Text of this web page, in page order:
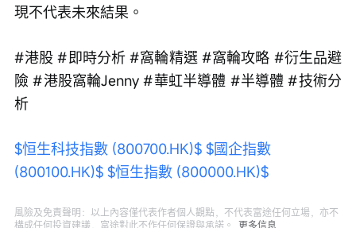
現不代表未來結果。
#港股 #即時分析 #窩輪精選 #窩輪攻略 #衍生品避
險 #港股窩輪Jenny #華虹半導體 #半導體 #技術分
析
$恒生科技指數 (800700.HK)$ $國企指數
(800100.HK)$ $恒生指數 (800000.HK)$
風險及免責聲明：以上內容僅代表作者個人觀點，不代表富途任何立場，亦不
構成任何投資建議，富途對此不作任何保證與承諾。
更多信息